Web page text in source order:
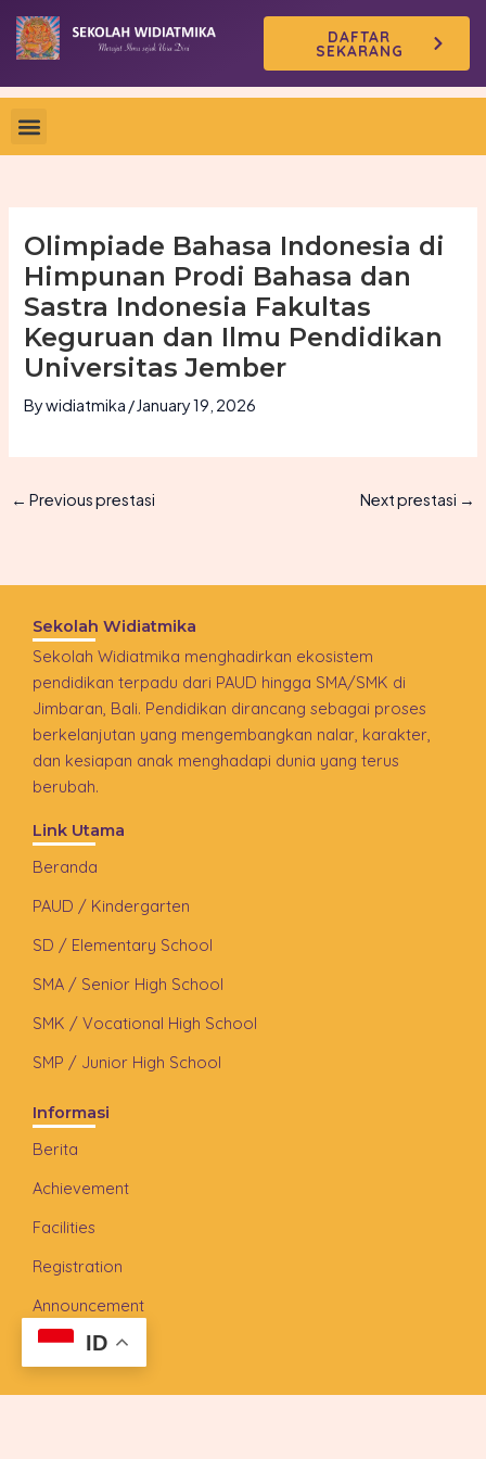
Skip
content
DAFTAR
SEKARANG
Olimpiade Bahasa Indonesia di
Himpunan Prodi Bahasa dan
Sastra Indonesia Fakultas
Keguruan dan Ilmu Pendidikan
Universitas Jember
Bywidiatmika /January 19, 2026
← Previous prestasi Next prestasi →
Sekolah Widiatmika
Sekolah Widiatmika menghadirkan ekosistem
pendidikan terpadu dari PAUD hingga SMA/SMK di
Jimbaran, Bali. Pendidikan dirancang sebagai proses
berkelanjutan yang mengembangkan nalar, karakter,
dan kesiapan anak menghadapi dunia yang terus
berubah.
Link Utama
Beranda
PAUD / Kindergarten
SD / Elementary School
SMA / Senior High School
SMK / Vocational High School
SMP / Junior High School
Informasi
Berita
Achievement
Facilities
Registration
Announcement
FAQ
ID